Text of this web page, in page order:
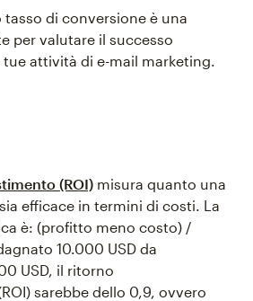
di conversione è una
per valutare il successo
attività di e-mail marketing.
(ROI) misura quanto una
efficace in termini di costi. La
è: (profitto meno costo) /
10.000 USD da
USD, il ritorno
sarebbe dello 0,9, ovvero